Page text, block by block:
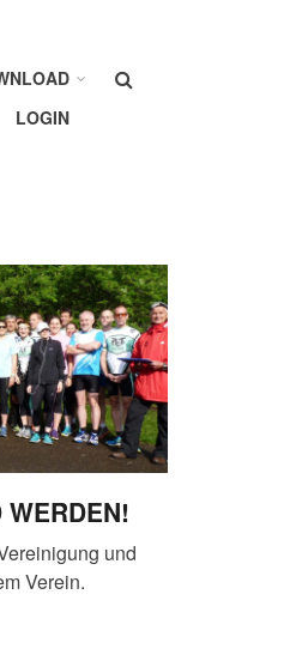
Suche
LOGIN
und
Verein.